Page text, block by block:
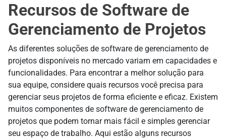
Recursos de Software de
Gerenciamento de Projetos
As diferentes soluções de software de gerenciamento de
projetos disponíveis no mercado variam em capacidades e
funcionalidades. Para encontrar a melhor solução para
sua equipe, considere quais recursos você precisa para
gerenciar seus projetos de forma eficiente e eficaz. Existem
muitos componentes de software de gerenciamento de
projetos que podem tornar mais fácil e simples gerenciar
seu espaço de trabalho. Aqui estão alguns recursos